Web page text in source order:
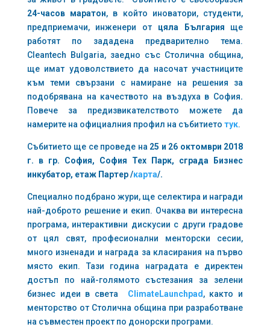
24-часов маратон, в който иноватори, студенти,
предприемачи, инженери от цяла България ще
работят по зададена предварително тема.
Cleantech Bulgaria, заедно със Столична община,
ще имат удоволствието да насочат участниците
към теми свързани с намиране на решения за
подобрявана на качеството на въздуха в София.
Повече за предизвикателството можете да
намерите на официалния профил на събитието тук.
Събитието ще се проведе на 25 и 26 октомври 2018
г. в гр. София, София Тех Парк, сграда Бизнес
инкубатор, етаж Партер /карта/.
Специално подбрано жури, ще селектира и награди
най-доброто решение и екип. Очаква ви интересна
програма, интерактивни дискусии с други градове
от цял свят, професионални менторски сесии,
много изненади и награда за класирания на първо
място екип. Тази година наградата е директен
достъп по най-голямото състезания за зелени
бизнес идеи в света ClimateLaunchpad , както и
менторство от Столична община при разработване
на съвместен проект по донорски програми.